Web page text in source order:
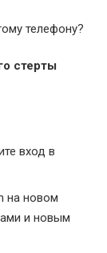
телефону?
стерты
вход в
на новом
и новым